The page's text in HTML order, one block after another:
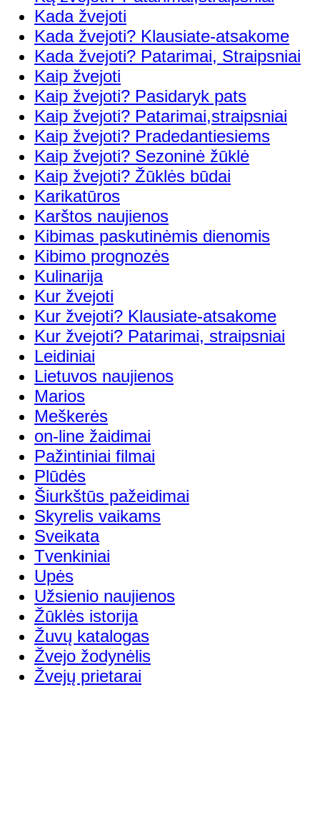
Kada žvejoti
Kada žvejoti? Klausiate-atsakome
Kada žvejoti? Patarimai, Straipsniai
Kaip žvejoti
Kaip žvejoti? Pasidaryk pats
Kaip žvejoti? Patarimai,straipsniai
Kaip žvejoti? Pradedantiesiems
Kaip žvejoti? Sezoninė žūklė
Kaip žvejoti? Žūklės būdai
Karikatūros
Karštos naujienos
Kibimas paskutinėmis dienomis
Kibimo prognozės
Kulinarija
Kur žvejoti
Kur žvejoti? Klausiate-atsakome
Kur žvejoti? Patarimai, straipsniai
Leidiniai
Lietuvos naujienos
Marios
Meškerės
on-line žaidimai
Pažintiniai filmai
Plūdės
Šiurkštūs pažeidimai
Skyrelis vaikams
Sveikata
Tvenkiniai
Upės
Užsienio naujienos
Žūklės istorija
Žuvų katalogas
Žvejo žodynėlis
Žvejų prietarai